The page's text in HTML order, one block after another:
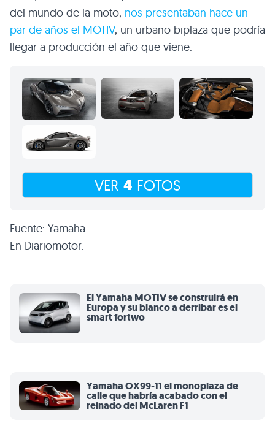
del mundo de la moto, nos presentaban hace un
par de años el MOTIV, un urbano biplaza que podría
llegar a producción el año que viene.
VER 4 FOTOS
Fuente: Yamaha
En Diariomotor:
El Yamaha MOTIV se construirá en
Europa y su blanco a derribar es el
smart fortwo
Yamaha OX99-11 el monoplaza de
calle que habría acabado con el
reinado del McLaren F1